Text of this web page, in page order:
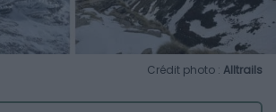
Crédit photo : Alltrails